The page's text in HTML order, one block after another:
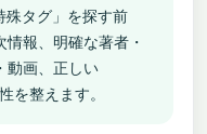
殊タグ」を探す前
報、明確な著者・
動画、正しい
を整えます。